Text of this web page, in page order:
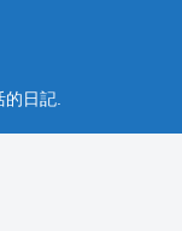
日記.